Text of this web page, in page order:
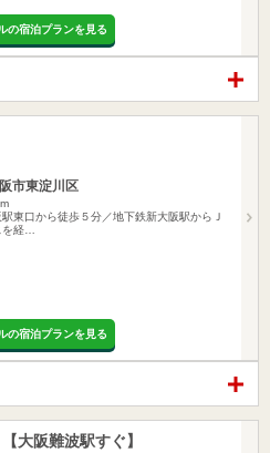
の宿泊プランを見る
市東淀川区
東口から徒歩５分／地下鉄新大阪駅からＪ
を経…
の宿泊プランを見る
大阪難波駅すぐ】